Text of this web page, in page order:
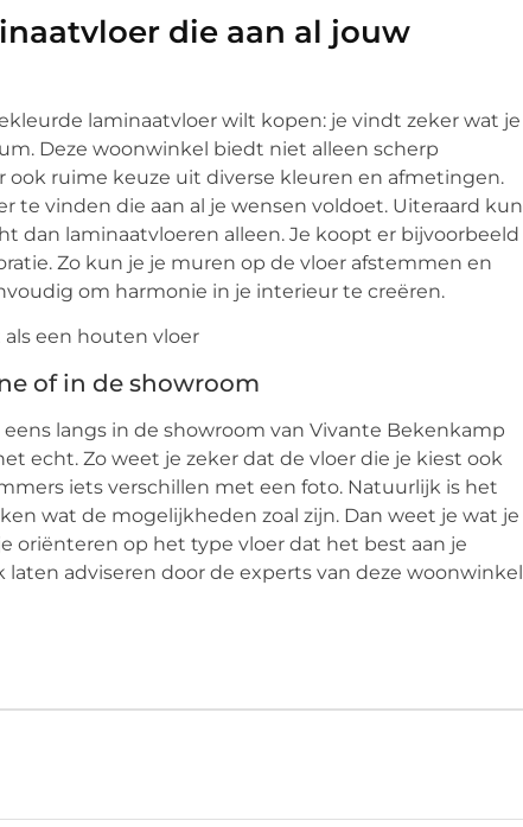
die aan al jouw
laminaatvloer wilt kopen: je vindt zeker wat je
Deze woonwinkel biedt niet alleen scherp
ruime keuze uit diverse kleuren en afmetingen.
te vinden die aan al je wensen voldoet. Uiteraard kun
dan laminaatvloeren alleen. Je koopt er bijvoorbeeld
Zo kun je je muren op de vloer afstemmen en
om harmonie in je interieur te creëren.
of in de showroom
langs in de showroom van Vivante Bekenkamp
echt. Zo weet je zeker dat de vloer die je kiest ook
iets verschillen met een foto. Natuurlijk is het
wat de mogelijkheden zoal zijn. Dan weet je wat je
oriënteren op het type vloer dat het best aan je
adviseren door de experts van deze woonwinkel